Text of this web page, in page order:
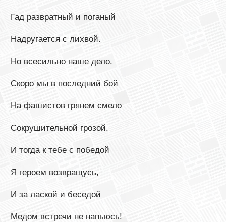
Гад развратный и поганый
Надругается с лихвой.
Но всесильно наше дело.
Скоро мы в последний бой
На фашистов грянем смело
Сокрушительной грозой.
И тогда к тебе с победой
Я героем возвращусь,
И за лаской и беседой
Медом встречи не напьюсь!